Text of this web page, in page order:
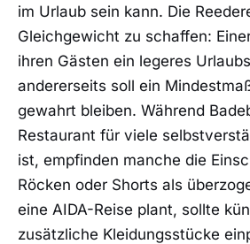
im Urlaub sein kann. Die
Gleichgewicht zu schaffen:
ihren Gästen ein legeres
andererseits soll ein
gewahrt bleiben. Während
Restaurant für viele
ist, empfinden manche die
Röcken oder Shorts als
eine AIDA-Reise plant, sollte
zusätzliche Kleidungsstücke